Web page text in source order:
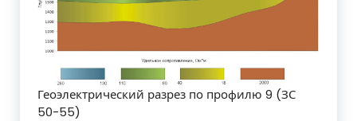
Геоэлектрический разрез по профилю 9 (ЗС
50-55)